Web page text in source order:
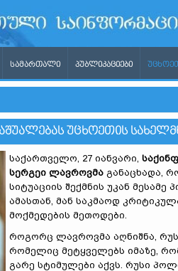
ᲡᲐᲛᲐᲠᲗᲐᲚᲘ ᲞᲣᲑᲚᲘᲙᲐᲪᲘᲔᲑᲘ
ᲣᲪᲮᲝᲔᲗᲘᲡ
საქართველო, 27 იანვარი,
სერგეი ლავროვმა განაცხადა,
სიტუაციის შექმნის უკან
ამასთან, მან საკმაოდ
მოქმედების მეთოდები.
როგორც ლავროვმა აღნიშნა,
რომელიც მეტყველებს იმაზე,
გარე სტიმულები აქვს. რუსი